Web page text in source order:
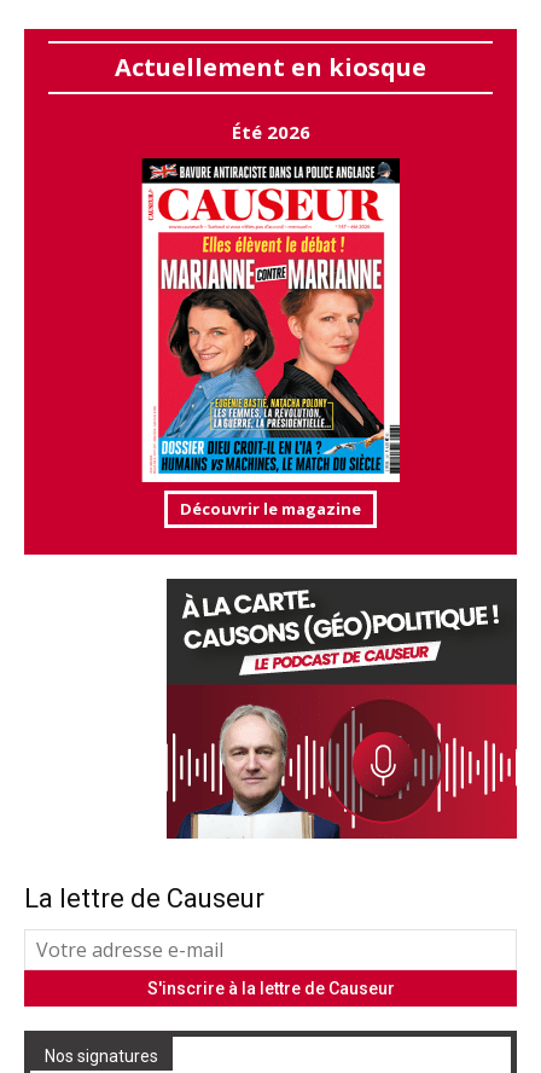
Actuellement en kiosque
Été 2026
Découvrir le magazine
La lettre de Causeur
Nos signatures